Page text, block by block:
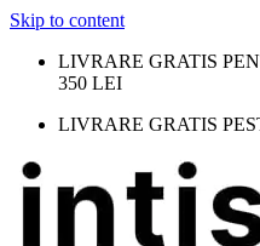
Skip to content
LIVRARE GRATIS
350 LEI
LIVRARE GRATIS